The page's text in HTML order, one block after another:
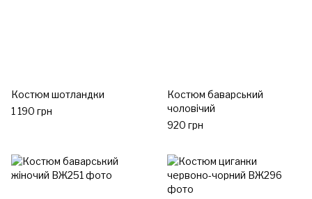
Костюм шотландки
1 190 грн
Костюм баварський
чоловічий
920 грн